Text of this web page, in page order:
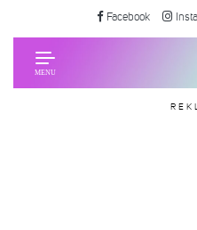
Facebook